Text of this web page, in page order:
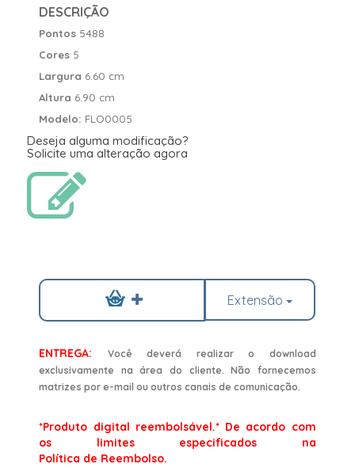
DESCRIÇÃO
Pontos 5488
Cores 5
Largura 6.60 cm
Altura 6.90 cm
Modelo: FLO0005
Deseja alguma modificação?
Solicite uma alteração agora
Extensão
ENTREGA:
Você deverá realizar o download
exclusivamente na área do cliente. Não fornecemos
matrizes por e-mail ou outros canais de comunicação.
*Produto digital reembolsável.* De acordo com
os limites especificados na
Política de Reembolso.